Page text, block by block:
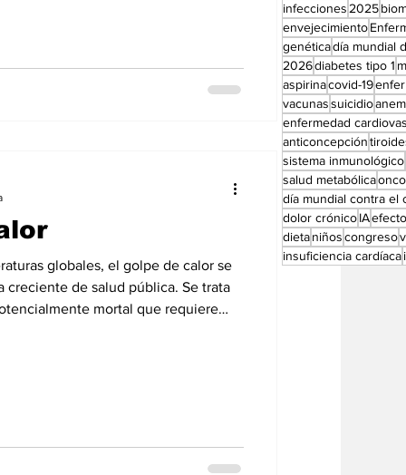
globales, el golpe de calor se
creciente de salud pública. Se trata
mortal que requiere
infecciones 2025
envejecimiento
genéticadía mundial
2026diabetes tipo 1
aspirinacovid-19
vacunassuicidio
enfermedad
anticoncepción
sistema inmunológico
salud metabólica
día mundial contra el
dolor crónicoIA
dietaniñoscongreso
insuficiencia cardíaca